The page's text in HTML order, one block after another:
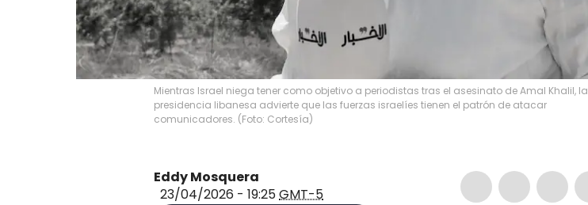
Mientras Israel niega tener como objetivo a periodistas tras el asesinato de Amal Khalil, la
presidencia libanesa advierte que las fuerzas israelíes tienen el patrón de atacar
comunicadores. (Foto: Cortesía)
Eddy Mosquera
23/04/2026 - 19:25GMT-5